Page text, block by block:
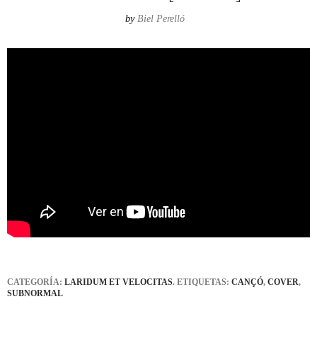
by Biel Perelló
CATEGORÍA: LARIDUM ET VELOCITAS. ETIQUETAS: CANÇÓ, COVER,
SUBNORMAL